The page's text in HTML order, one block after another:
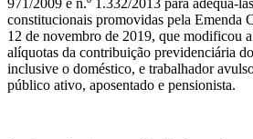
constitucionais promovidas pela Emenda
12 de novembro de 2019, que modificou
alíquotas da contribuição previdenciária
inclusive o doméstico, e trabalhador
público ativo, aposentado e pensionista.